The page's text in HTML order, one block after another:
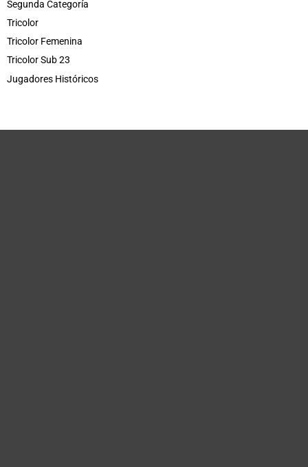
Segunda Categoría
Tricolor
Tricolor Femenina
Tricolor Sub 23
Jugadores Históricos